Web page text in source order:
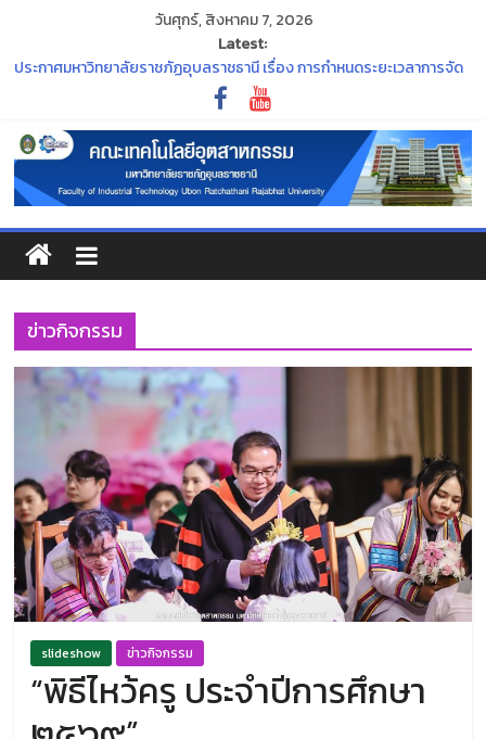
วันศุกร์, สิงหาคม 7, 2026
Latest:
ประกาศมหาวิทยาลัยราชภัฏอุบลราชธานี เรื่อง การกำหนดระยะเวลาการจัด
กิจกรรมเตรียมความพร้อมนักศึกษาใหม่ ประจำปีการศึกษา ๒๕๖๙
ประกาศ กองทุน กยศ. จะปิดระบบการยื่นขอกู้ยืมเงิน DSL รายเก่า ชั้นปีที่ 2-4
ภายในวันที่ 30 มิถุนายน 2569 นี้
“พิธีไหว้ครู ประจำปีการศึกษา ๒๕๖๙”
ร่วมสืบสานและอนุรักษ์ศิลปวัฒนธรรมอันทรงคุณค่าของจังหวัด
อุบลราชธานี ในงาน ประเพณีแห่เทียนพรรษา
ขอแสดงความยินดีแก่คณาจารย์ที่สภามหาวิทยาลัยมีมติแต่งตั้งให้ดำรง
ตำแหน่งทางวิชาการ
ข่าวกิจกรรม
slideshow ข่าวกิจกรรม
“พิธีไหว้ครู ประจำปีการศึกษา